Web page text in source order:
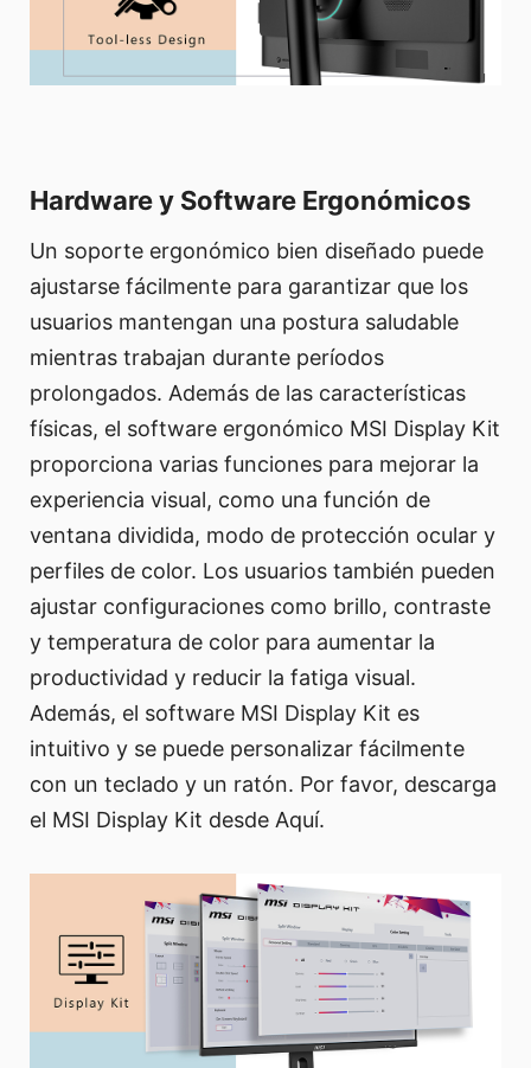
Hardware y Software Ergonómicos
Un soporte ergonómico bien diseñado puede
ajustarse fácilmente para garantizar que los
usuarios mantengan una postura saludable
mientras trabajan durante períodos
prolongados. Además de las características
físicas, el software ergonómico MSI Display Kit
proporciona varias funciones para mejorar la
experiencia visual, como una función de
ventana dividida, modo de protección ocular y
perfiles de color. Los usuarios también pueden
ajustar configuraciones como brillo, contraste
y temperatura de color para aumentar la
productividad y reducir la fatiga visual.
Además, el software MSI Display Kit es
intuitivo y se puede personalizar fácilmente
con un teclado y un ratón. Por favor, descarga
el MSI Display Kit desde Aquí.